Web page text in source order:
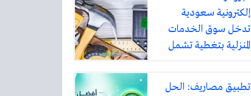
إلكترونية سعودية
تدخل سوق الخدمات
المنزلية بتغطية تشمل
أكثر من ثلاثين مدينة
تطبيق مصاريف: الحل